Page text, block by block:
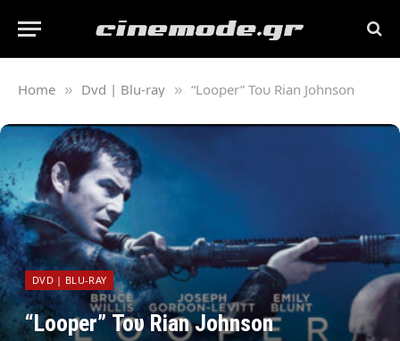
Home » Dvd | Blu-ray » “Looper” Του Rian Johnson
DVD | BLU-RAY
“Looper” Του Rian Johnson